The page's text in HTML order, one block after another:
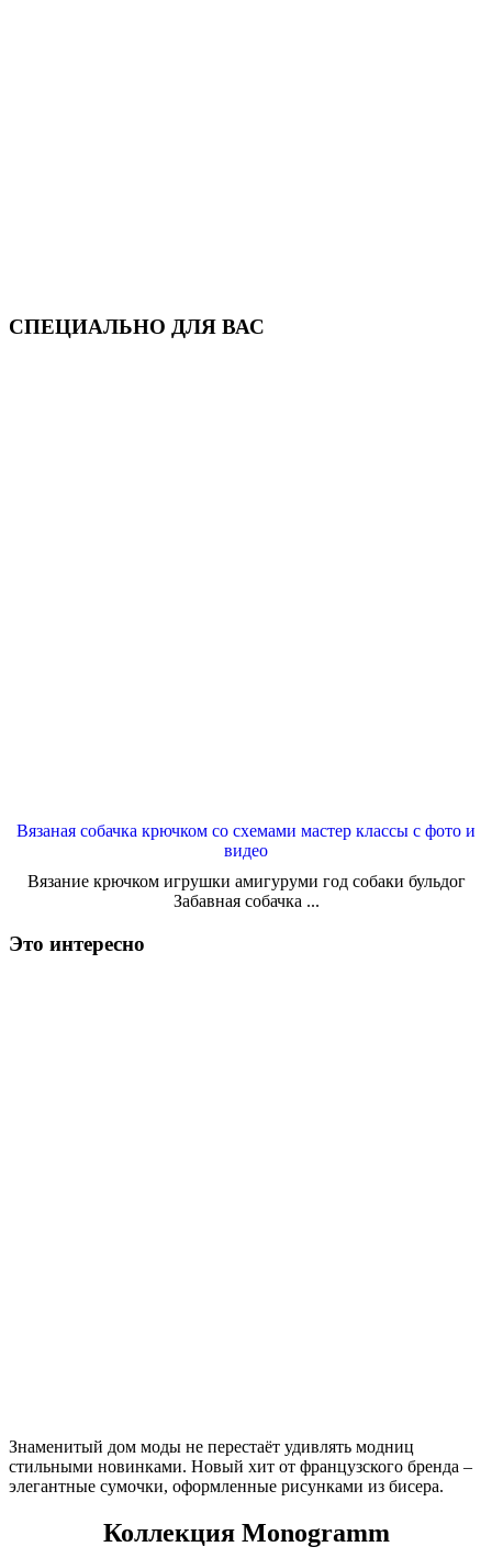
СПЕЦИАЛЬНО ДЛЯ ВАС
Вязаная собачка крючком со схемами мастер классы с фото и
видео
Вязание крючком игрушки амигуруми год собаки бульдог
Забавная собачка ...
Это интересно
Знаменитый дом моды не перестаёт удивлять модниц
стильными новинками. Новый хит от французского бренда –
элегантные сумочки, оформленные рисунками из бисера.
Коллекция Monogramm